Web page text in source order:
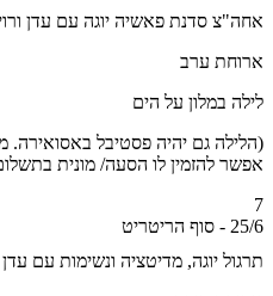
סדנת פאשיה יוגה עם עדן ורוי
ערב
במלון על הים
גם יהיה פסטיבל באסואירה. מי
להזמין לו הסעה/ מונית בתשלום
יוגה, מדיטציה ונשימות עם עדן